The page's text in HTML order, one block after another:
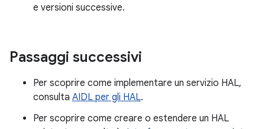
e versioni successive.
Passaggi successivi
Per scoprire come implementare un servizio HAL,
consulta AIDL per gli HAL.
Per scoprire come creare o estendere un HAL